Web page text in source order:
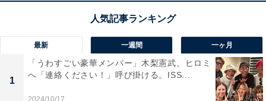
最新 一週間 一ヶ月
1
「うわすごい豪華メンバー」木梨憲武、ヒロミ
へ「連絡ください！」呼び掛ける。ISS...